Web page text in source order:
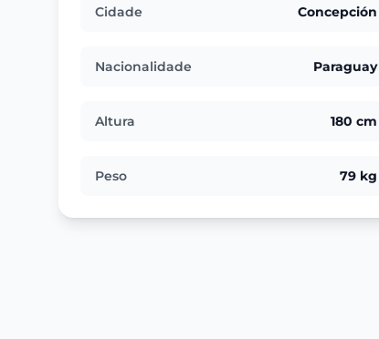
Cidade Concepción
Nacionalidade Paraguay
Altura 180 cm
Peso 79 kg